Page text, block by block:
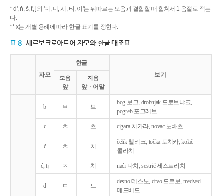
* d', ň, š, t', j의 '디, 니, 시, 티, 이'는 뒤따르는 모음과 결합할 때 합쳐서 1 음절로 적는
다.
** x는 개별 용례에 따라 한글 표기를 정한다.
표 8 세르보크로아트어 자모와 한글 대조표
자모
한글
보기
모음
앞
자음
앞ㆍ어말
b ㅂ 브
bog 보그, drobnjak 드로브냐크,
pogreb 포그레브
c ㅊ 츠 cigara 치가라, novac 노바츠
č ㅊ 치
čelik 첼리크, točka 토치카, kolač
콜라치
ć, tj ㅊ 치 naći 나치, sestrić 세스트리치
d ㄷ 드
desno 데스노, drvo 드르보, medved
메드베드